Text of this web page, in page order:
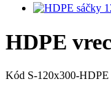
HDPE
Kód S-120x300-HDPE